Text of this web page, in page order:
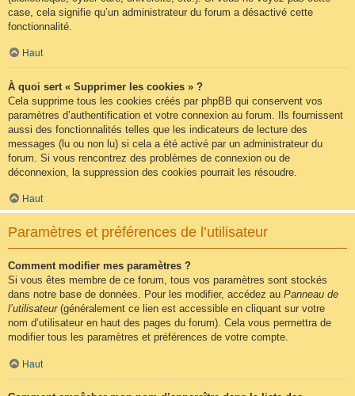
case, cela signifie qu’un administrateur du forum a désactivé cette
fonctionnalité.
Haut
À quoi sert « Supprimer les cookies » ?
Cela supprime tous les cookies créés par phpBB qui conservent vos
paramètres d’authentification et votre connexion au forum. Ils fournissent
aussi des fonctionnalités telles que les indicateurs de lecture des
messages (lu ou non lu) si cela a été activé par un administrateur du
forum. Si vous rencontrez des problèmes de connexion ou de
déconnexion, la suppression des cookies pourrait les résoudre.
Haut
Paramètres et préférences de l’utilisateur
Comment modifier mes paramètres ?
Si vous êtes membre de ce forum, tous vos paramètres sont stockés
dans notre base de données. Pour les modifier, accédez au Panneau de
l’utilisateur(généralement ce lien est accessible en cliquant sur votre
nom d’utilisateur en haut des pages du forum). Cela vous permettra de
modifier tous les paramètres et préférences de votre compte.
Haut